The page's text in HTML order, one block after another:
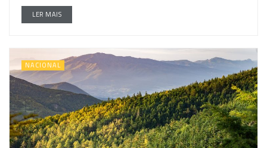
LER MAIS
NACIONAL